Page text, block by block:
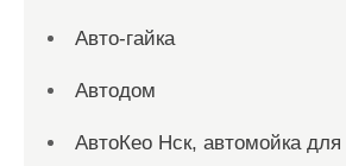
Авто-гайка
Автодом
АвтоКео Нск, автомойка для